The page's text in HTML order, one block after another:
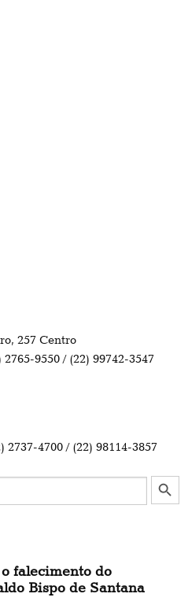
257 Centro
9550 / (22) 99742-3547
2737-4700 / (22) 98114-3857
Search Button
falecimento do
Bispo de Santana